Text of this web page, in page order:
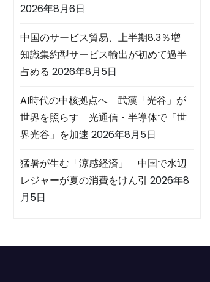
2026年8月6日
中国のサービス貿易、上半期8.3％増
知識集約型サービス輸出が初めて過半
占める 2026年8月5日
AI時代の中核拠点へ 武漢「光谷」が
世界を照らす 光通信・半導体で「世
界光谷」を加速 2026年8月5日
猛暑が生む「涼感経済」 中国で水辺
レジャーが夏の消費をけん引 2026年8
月5日